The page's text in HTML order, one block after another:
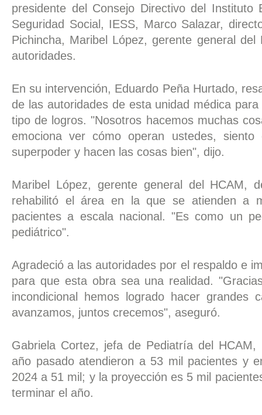
presidente del Consejo Directivo del Instituto
Seguridad Social, IESS, Marco Salazar,
Pichincha, Maribel López, gerente general del
autoridades.
En su intervención, Eduardo Peña Hurtado,
de las autoridades de esta unidad médica
tipo de logros. "Nosotros hacemos muchas
emociona ver cómo operan ustedes, siento
superpoder y hacen las cosas bien", dijo.
Maribel López, gerente general del HCAM,
rehabilitó el área en la que se atienden a
pacientes a escala nacional. "Es como un
pediátrico".
Agradeció a las autoridades por el respaldo e
para que esta obra sea una realidad.
incondicional hemos logrado hacer grandes
avanzamos, juntos crecemos", aseguró.
Gabriela Cortez, jefa de Pediatría del HCAM,
año pasado atendieron a 53 mil pacientes y
2024 a 51 mil; y la proyección es 5 mil
terminar el año.